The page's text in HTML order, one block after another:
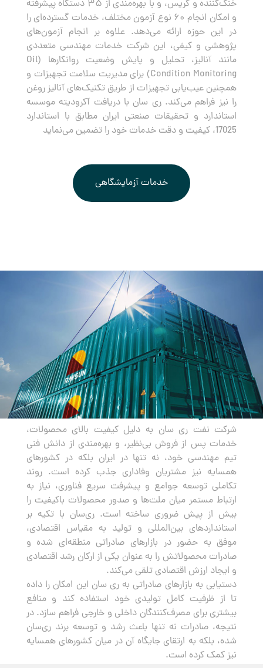
خنک‌کننده و گریس، و با بهره‌مندی از ۳۵ دستگاه پیشرفته
و امکان انجام ۶۰ نوع آزمون مختلف، خدمات گسترده‌ای را
در این حوزه ارائه می‌دهد. علاوه بر انجام آزمون‌های
پژوهشی و کیفی، این شرکت خدمات مهندسی متعددی
مانند آنالیز، تحلیل و پایش وضعیت روانکارها (Oil
Condition Monitoring) برای مدیریت سلامت تجهیزات و
همچنین عیب‌یابی تجهیزات از طریق تکنیک‌های آنالیز روغن
را نیز فراهم می‌کند. ری سان با دریافت آکرودیته موسسه
استاندارد و تحقیقات صنعتی ایران مطابق با استاندارد
17025، کیفیت و دقت خدمات خود را تضمین می‌نماید
خدمات آزمایشگاهی
صادرات
شرکت نفت ری سان به دلیل کیفیت بالای محصولات،
خدمات پس از فروش بی‌نظیر، و بهره‌مندی از دانش فنی
تیم مهندسی خود، نه تنها در ایران بلکه در کشورهای
همسایه نیز مشتریان وفاداری جذب کرده است. روند
تکاملی توسعه جوامع و پیشرفت سریع فناوری، نیاز به
ارتباط مستمر میان ملت‌ها و صدور محصولات باکیفیت را
بیش از پیش ضروری ساخته است. ری‌سان با تکیه بر
استانداردهای بین‌المللی و تولید به مقیاس اقتصادی،
موفق به حضور در بازارهای صادراتی منطقه‌ای شده و
صادرات محصولاتش را به عنوان یکی از ارکان رشد اقتصادی
و ایجاد ارزش اقتصادی تلقی می‌کند.
دستیابی به بازارهای صادراتی به ری سان این امکان را داده
تا از ظرفیت کامل تولیدی خود استفاده کند و منافع
بیشتری برای مصرف‌کنندگان داخلی و خارجی فراهم سازد. در
نتیجه، صادرات نه تنها باعث رشد و توسعه برند ری‌سان
شده، بلکه به ارتقای جایگاه آن در میان کشورهای همسایه
نیز کمک کرده است.